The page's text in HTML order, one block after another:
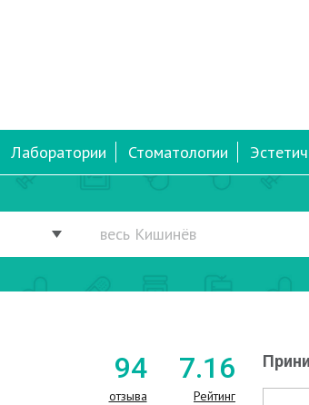
Лаборатории Стоматологии
94
отзыва
7.16
Рейтинг